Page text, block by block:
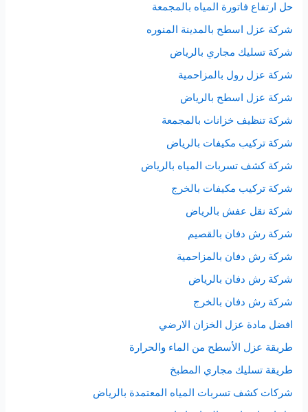
حل ارتفاع فاتورة المياه بالمجمعة
شركة عزل اسطح بالمدينة المنوره
شركة تسليك مجاري بالرياض
شركة عزل رول بالمزاحمية
شركة عزل اسطح بالرياض
شركة تنظيف خزانات بالمجمعة
شركة تركيب مكيفات بالرياض
شركة كشف تسربات المياه بالرياض
شركة تركيب مكيفات بالخرج
شركة نقل عفش بالرياض
شركة رش دفان بالقصيم
شركة رش دفان بالمزاحمية
شركة رش دفان بالرياض
شركة رش دفان بالخرج
افضل مادة عزل الخزان الارضي
طريقة عزل الأسطح من الماء والحرارة
طريقة تسليك مجاري المطبخ
شركات كشف تسربات المياه المعتمدة بالرياض